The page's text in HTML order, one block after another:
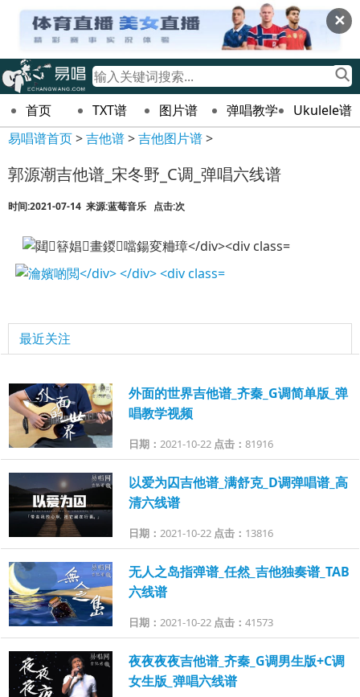
✕
首页 TXT谱 图片谱 弹唱教学
Ukulele谱
易唱谱首页>吉他谱>吉他图片谱>
郭源潮吉他谱_宋冬野_C调_弹唱六线谱
时间:2021-07-14 来源:蓝莓音乐 点击:次
最近关注
外面的世界吉他谱_齐秦_G调简单版_弹
唱教学视频
日期： 2021-10-22 点击： 81916
以爱为囚吉他谱_满舒克_D调弹唱谱_高
清六线谱
日期： 2021-10-22 点击： 13816
无人之岛指弹谱_任然_吉他独奏谱_TAB
六线谱
日期： 2021-10-22 点击： 41573
夜夜夜夜吉他谱_齐秦_G调男生版+C调
女生版_弹唱六线谱